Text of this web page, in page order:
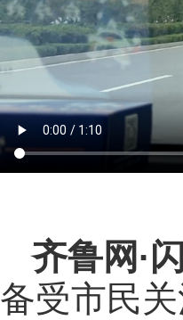
齐鲁网 ·
备受市民